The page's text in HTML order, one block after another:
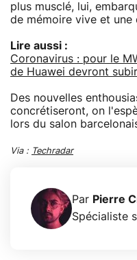
plus musclé, lui,
de mémoire vive et une
Lire aussi :
Coronavirus : pour le
de Huawei devront
Des nouvelles
concrétiseront, on
lors du salon
Via : Techradar
Par Pierre
Spécialiste